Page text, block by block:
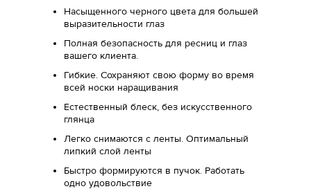
Насыщенного черного цвета для большей
выразительности глаз
Полная безопасность для ресниц и глаз
вашего клиента.
Гибкие. Сохраняют свою форму во время
всей носки наращивания
Естественный блеск, без искусственного
глянца
Легко снимаются с ленты. Оптимальный
липкий слой ленты
Быстро формируются в пучок. Работать
одно удовольствие